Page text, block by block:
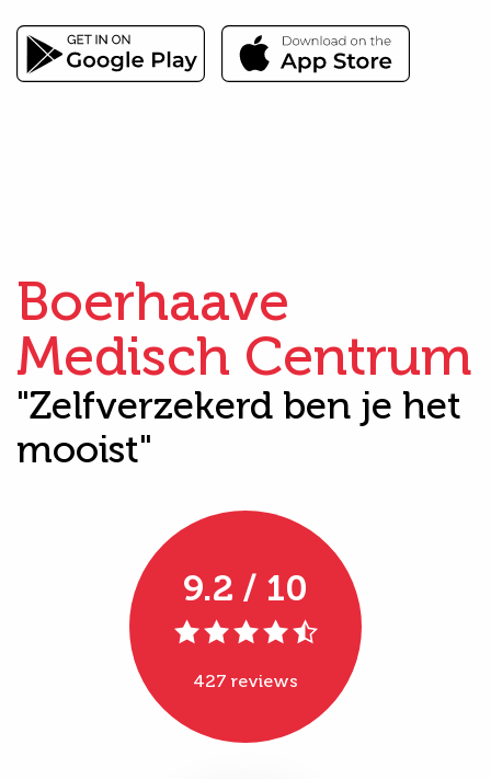
Boerhaave
Medisch Centrum
"Zelfverzekerd ben je het
mooist"
9.2 / 10
427 reviews